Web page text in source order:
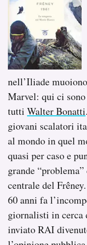
nell’Iliade
Marvel: qui ci
tutti Walter Bonatti
giovani scalatori
al mondo in quel
quasi per caso e
grande
centrale del
60 anni fa
giornalisti in
inviato RAI